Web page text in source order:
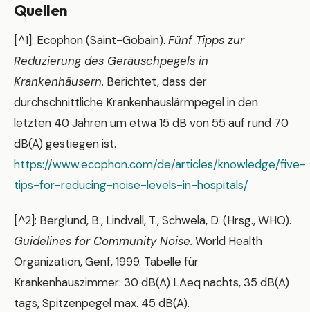
Quellen
[^1]: Ecophon (Saint-Gobain). Fünf Tipps zur
Reduzierung des Geräuschpegels in
Krankenhäusern. Berichtet, dass der
durchschnittliche Krankenhauslärmpegel in den
letzten 40 Jahren um etwa 15 dB von 55 auf rund 70
dB(A) gestiegen ist.
https://www.ecophon.com/de/articles/knowledge/five-
tips-for-reducing-noise-levels-in-hospitals/
[^2]: Berglund, B., Lindvall, T., Schwela, D. (Hrsg., WHO).
Guidelines for Community Noise. World Health
Organization, Genf, 1999. Tabelle für
Krankenhauszimmer: 30 dB(A) LAeq nachts, 35 dB(A)
tags, Spitzenpegel max. 45 dB(A).